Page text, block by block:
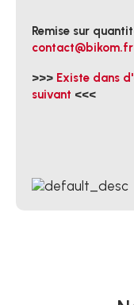
Remise sur
contact@bikom.fr
>>> Existe dans
suivant <<<